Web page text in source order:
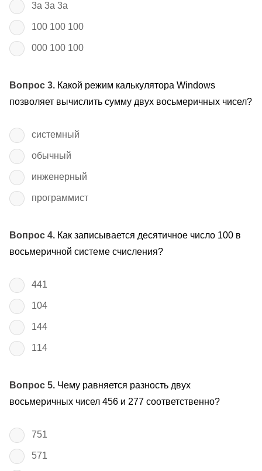
3a 3a 3a
100 100 100
000 100 100
Вопрос 3. Какой режим калькулятора Windows
позволяет вычислить сумму двух восьмеричных чисел?
системный
обычный
инженерный
программист
Вопрос 4. Как записывается десятичное число 100 в
восьмеричной системе счисления?
441
104
144
114
Вопрос 5. Чему равняется разность двух
восьмеричных чисел 456 и 277 соответственно?
751
571